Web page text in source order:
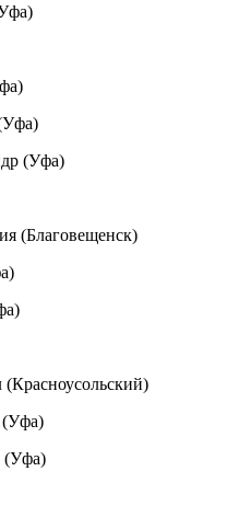
(Уфа)
(Благовещенск)
(Уфа)
(Уфа)